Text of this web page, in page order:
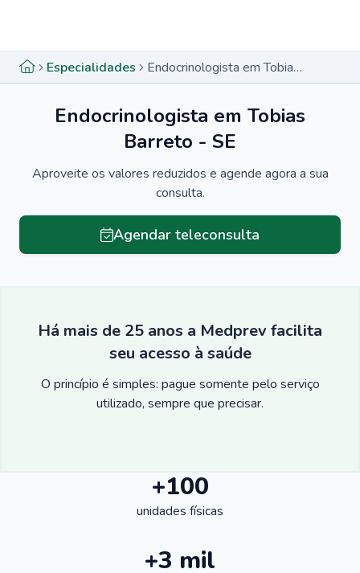
Especialidades Endocrinologista em Tobias Barreto - SE
Endocrinologista em Tobias
Barreto - SE
Aproveite os valores reduzidos e agende agora a sua
consulta.
Agendar teleconsulta
Há mais de 25 anos a Medprev facilita
seu acesso à saúde
O princípio é simples: pague somente pelo serviço
utilizado, sempre que precisar.
+100
unidades físicas
+3 mil